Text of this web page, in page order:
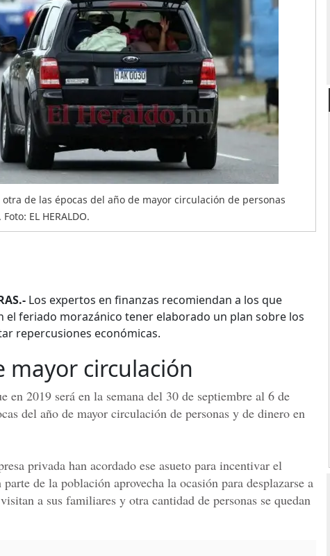
otra de las épocas del año de mayor circulación de personas
EL HERALDO.
Los expertos en finanzas recomiendan a los que
el feriado morazánico tener elaborado un plan sobre los
repercusiones económicas.
mayor circulación
en 2019 será en la semana del 30 de septiembre al 6 de
del año de mayor circulación de personas y de dinero en
privada han acordado ese asueto para incentivar el
de la población aprovecha la ocasión para desplazarse a
a sus familiares y otra cantidad de personas se quedan